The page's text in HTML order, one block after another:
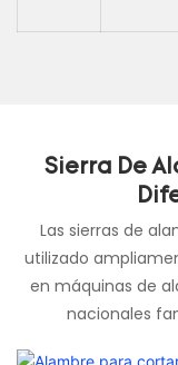
Sierra De
Las sierras de
utilizado
en máquinas de
nacionales